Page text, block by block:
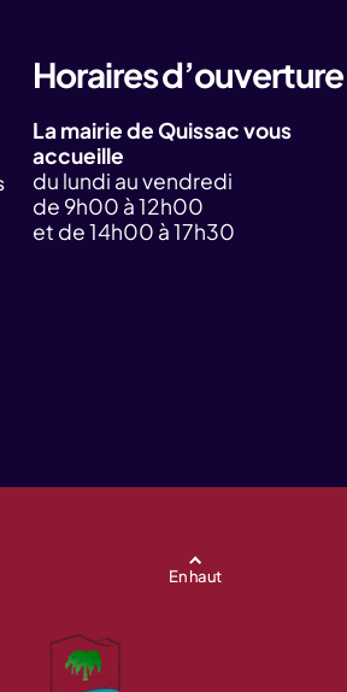
Horaires d’ouverture
La mairie de Quissac vous
accueille
du lundi au vendredi
de 9h00 à 12h00
et de 14h00 à 17h30
En haut